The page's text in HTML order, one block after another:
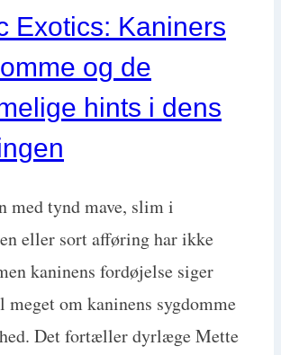
Exotics: Kaniners
og de
hints i dens
med tynd mave, slim i
eller sort afføring har ikke
kaninens fordøjelse siger
meget om kaninens sygdomme
Det fortæller dyrlæge Mette